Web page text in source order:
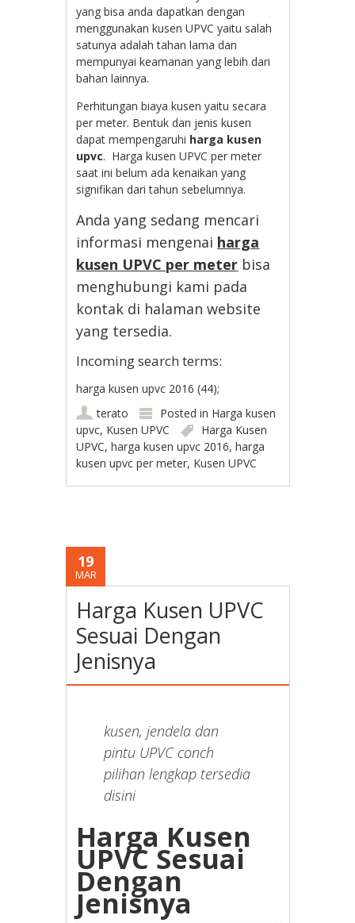
yang bisa anda dapatkan dengan
menggunakan kusen UPVC yaitu salah
satunya adalah tahan lama dan
mempunyai keamanan yang lebih dari
bahan lainnya.
Perhitungan biaya kusen yaitu secara
per meter. Bentuk dan jenis kusen
dapat mempengaruhi harga kusen
upvc. Harga kusen UPVC per meter
saat ini belum ada kenaikan yang
signifikan dari tahun sebelumnya.
Anda yang sedang mencari
informasi mengenai harga
kusen UPVC per meter bisa
menghubungi kami pada
kontak di halaman website
yang tersedia.
Incoming search terms:
harga kusen upvc 2016 (44);
terato
Posted in Harga kusen
upvc, Kusen UPVC
Harga Kusen
UPVC,harga kusen upvc 2016,harga
kusen upvc per meter, Kusen UPVC
19
MAR
Harga Kusen UPVC
Sesuai Dengan
Jenisnya
kusen, jendela dan
pintu UPVC conch
pilihan lengkap tersedia
disini
Harga Kusen
UPVC Sesuai
Dengan
Jenisnya